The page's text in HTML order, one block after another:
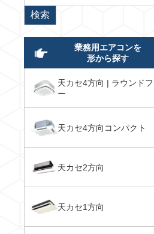
業務用エアコンを
形から探す
天カセ4方向 | ラウンドフ
ー
天カセ4方向コンパクト
天カセ2方向
天カセ1方向